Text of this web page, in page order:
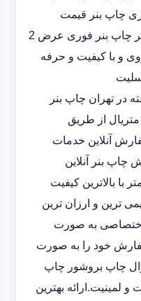
چاپ بنر قیمت
طراحی و چاپ بنر فوری عرض 1متر چاپ بنر فوری عرض 2
چاپ بنر یووی و با کیفیت و حرفه
بنر تبلیغاتی 24 ساعته در تهران چاپ بنر
از طریق
آنلاین خدمات
بنر آنلاین
بنر عرض 3.2 مترو 5 متر با بالاترین کیفیت
ترین و ارزان ترین
به صورت
خود را به صورت
چاپ بروشور چاپ
لمینیت.ارائه بهترین